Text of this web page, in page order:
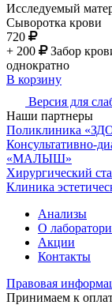
Исследуемый
Сыворотка крови
720
+ 200
Забор
однократно
В корзину
Версия для
Наши партнеры
Поликлиника
Консультативно-
«МАЛЫШ»
Хирургический
Клиника
Анализы
О
Акции
Контакты
Правовая
Принимаем к